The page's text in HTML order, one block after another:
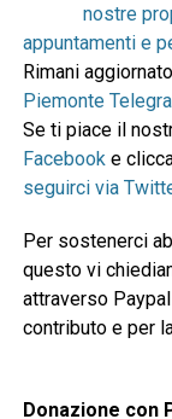
nostre
appuntamenti e
Rimani
Piemonte
Se ti piace il
Facebook e
seguirci via
Per sostenerci
questo vi
attraverso
contributo e per
Donazione con